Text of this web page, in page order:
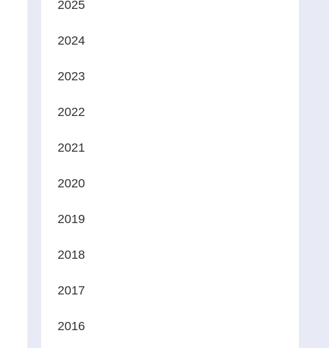
2025
2024
2023
2022
2021
2020
2019
2018
2017
2016